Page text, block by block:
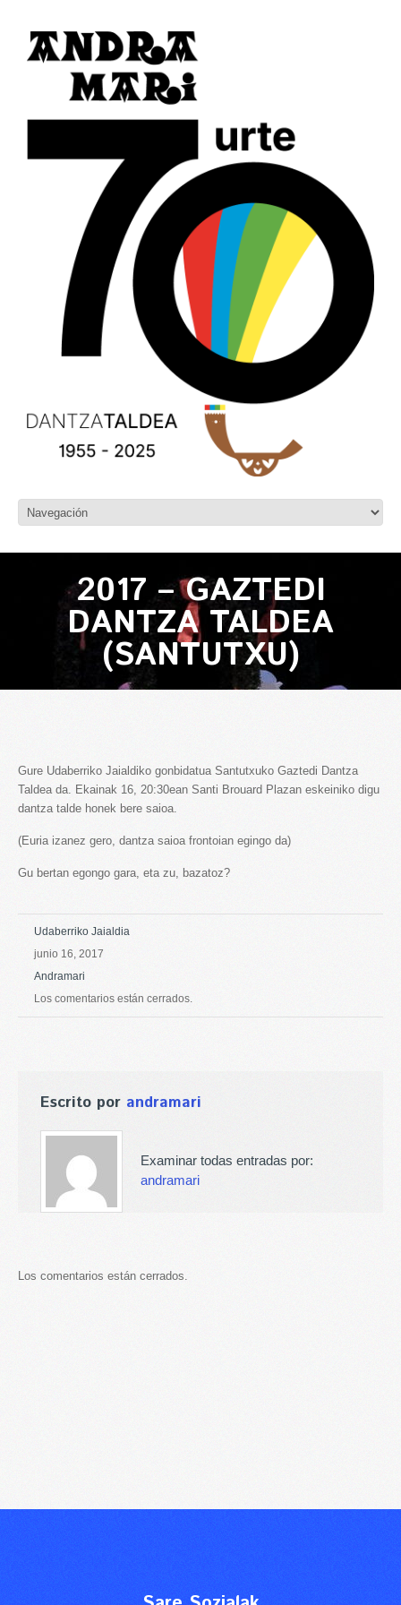
2017 – GAZTEDI
DANTZA TALDEA
(SANTUTXU)
Gure Udaberriko Jaialdiko gonbidatua Santutxuko Gaztedi Dantza
Taldea da. Ekainak 16, 20:30ean Santi Brouard Plazan eskeiniko digu
dantza talde honek bere saioa.
(Euria izanez gero, dantza saioa frontoian egingo da)
Gu bertan egongo gara, eta zu, bazatoz?
Udaberriko Jaialdia
junio 16, 2017
Andramari
Los comentarios están cerrados.
Escrito por andramari
Examinar todas entradas por:
andramari
Los comentarios están cerrados.